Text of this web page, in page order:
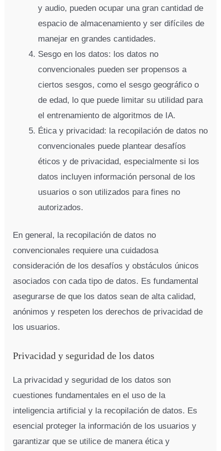
y audio, pueden ocupar una gran cantidad de
espacio de almacenamiento y ser difíciles de
manejar en grandes cantidades.
Sesgo en los datos: los datos no
convencionales pueden ser propensos a
ciertos sesgos, como el sesgo geográfico o
de edad, lo que puede limitar su utilidad para
el entrenamiento de algoritmos de IA.
Ética y privacidad: la recopilación de datos no
convencionales puede plantear desafíos
éticos y de privacidad, especialmente si los
datos incluyen información personal de los
usuarios o son utilizados para fines no
autorizados.
En general, la recopilación de datos no
convencionales requiere una cuidadosa
consideración de los desafíos y obstáculos únicos
asociados con cada tipo de datos. Es fundamental
asegurarse de que los datos sean de alta calidad,
anónimos y respeten los derechos de privacidad de
los usuarios.
Privacidad y seguridad de los datos
La privacidad y seguridad de los datos son
cuestiones fundamentales en el uso de la
inteligencia artificial y la recopilación de datos. Es
esencial proteger la información de los usuarios y
garantizar que se utilice de manera ética y